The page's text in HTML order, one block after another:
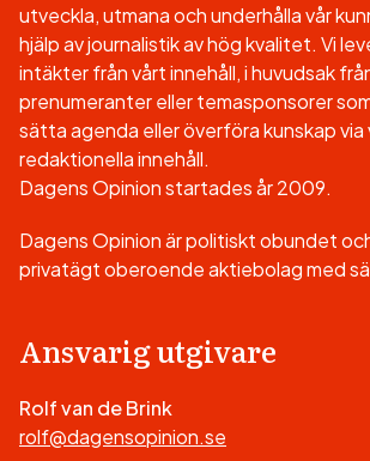
utveckla, utmana och underhålla vår
hjälp av journalistik av hög kvalitet. Vi
intäkter från vårt innehåll, i huvudsak
prenumeranter eller temasponsorer
sätta agenda eller överföra kunskap via
redaktionella innehåll.
Dagens Opinion startades år 2009.
Dagens Opinion är politiskt obundet
privatägt oberoende aktiebolag med
Ansvarig utgivare
Rolf van de Brink
rolf@dagensopinion.se